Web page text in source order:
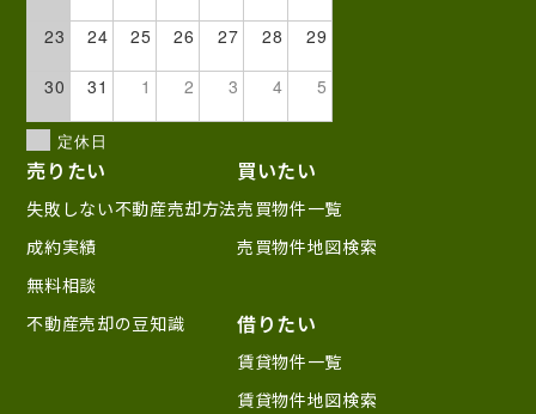
23 24 25 26 27 28 29
30 31 1 2 3 4 5
定休日
売りたい
失敗しない不動産売却方法
成約実績
無料相談
不動産売却の豆知識
買いたい
売買物件一覧
売買物件地図検索
借りたい
賃貸物件一覧
賃貸物件地図検索